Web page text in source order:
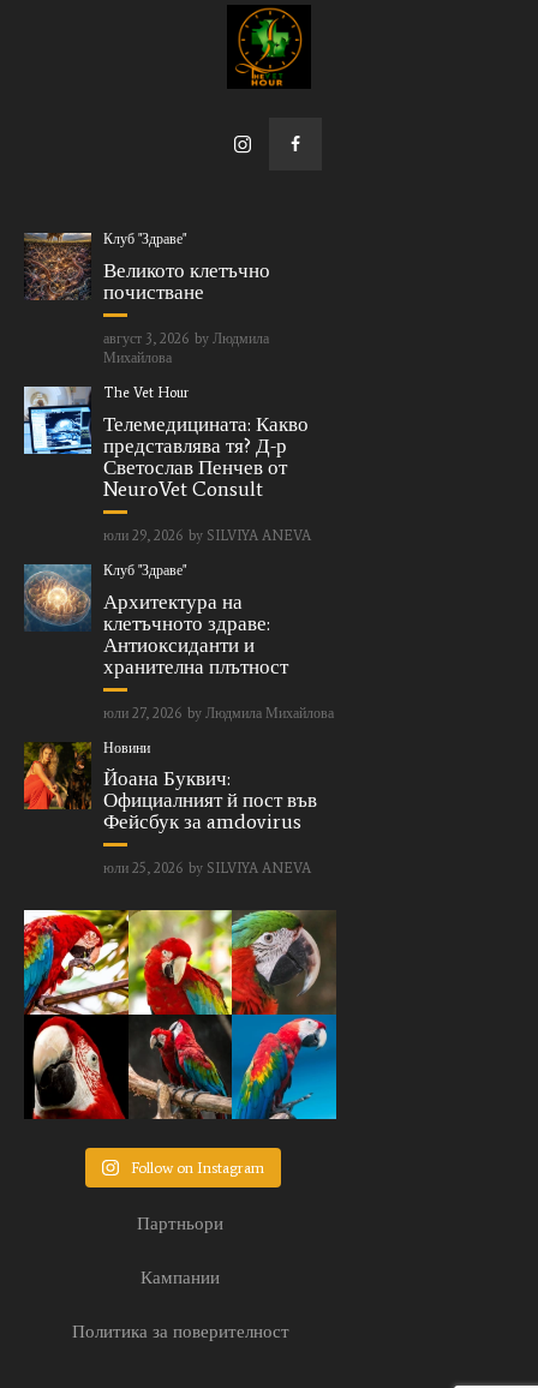
Клуб "Здраве"
Великото клетъчно
почистване
август 3, 2026 by Людмила
Михайлова
The Vet Hour
Телемедицината: Какво
представлява тя? Д-р
Светослав Пенчев от
NeuroVet Consult
юли 29, 2026 by SILVIYA ANEVA
Клуб "Здраве"
Архитектура на
клетъчното здраве:
Антиоксиданти и
хранителна плътност
юли 27, 2026 by Людмила Михайлова
Новини
Йоана Буквич:
Официалният й пост във
Фейсбук за amdovirus
юли 25, 2026 by SILVIYA ANEVA
Follow on Instagram
Партньори
Кампании
Политика за поверителност